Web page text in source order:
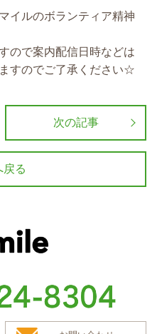
イルのボランティア精神
ので案内配信日時などは
すのでご了承ください☆
次の記事
戻る